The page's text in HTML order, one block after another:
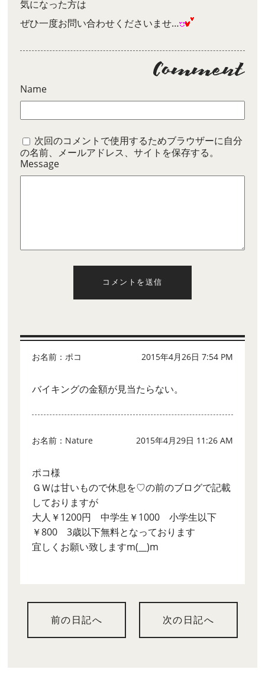
気になった方は
ぜひ一度お問い合わせくださいませ…
Name
次回のコメントで使用するためブラウザーに自分
の名前、メールアドレス、サイトを保存する。
Message
コメントを送信
お名前：ポコ 2015年4月26日 7:54 PM
バイキングの金額が見当たらない。
お名前：Nature 2015年4月29日 11:26 AM
ポコ様
ＧＷは甘いもので休息を♡の前のブログで記載
しておりますが
大人￥1200円 中学生￥1000 小学生以下
￥800 3歳以下無料となっております
宜しくお願い致しますm(__)m
前の日記へ 次の日記へ